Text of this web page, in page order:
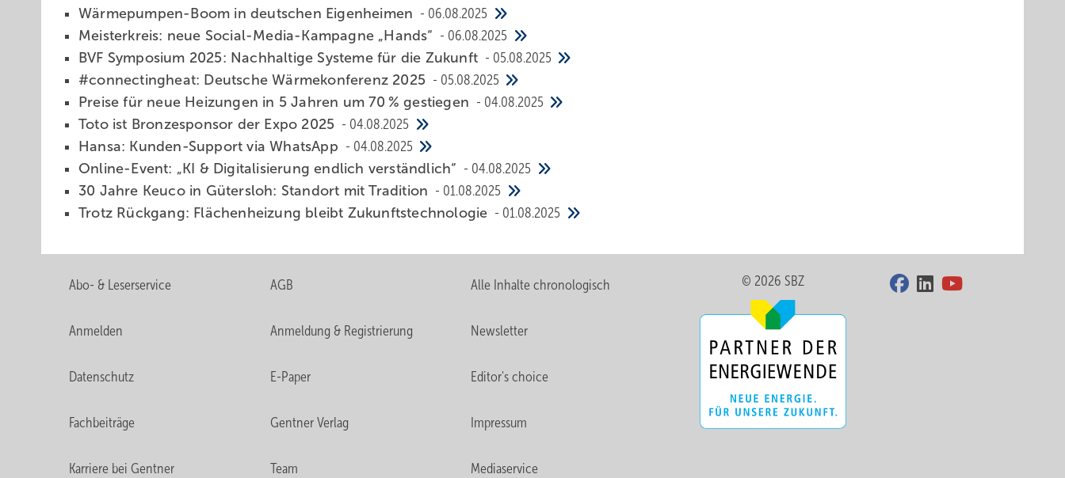
Wärmepumpen-Boom in deut­schen Ei­gen­hei­men
06.08.2025
Meisterkreis: neue Social-Media-Kam­pa­gne „Hands“
06.08.2025
BVF Symposium 2025: Nach­hal­ti­ge Sys­te­me für die Zu­kunft
05.08.2025
#connectingheat: Deut­sche Wär­me­kon­fe­renz 2025
05.08.2025
Preise für neue Heizungen in 5 Jahren um 70 % gestiegen
04.08.2025
Toto ist Bronzesponsor der Expo 2025
04.08.2025
Hansa: Kunden-Support via Whats­App
04.08.2025
Online-Event: „KI & Di­gi­ta­li­sie­rung end­lich ver­ständ­lich“
04.08.2025
30 Jahre Keuco in Gü­ters­loh: Stand­ort mit Tra­di­ti­on
01.08.2025
Trotz Rückgang: Flächen­hei­zung bleibt Zukunfts­tech­no­logie
01.08.2025
Abo- & Leserservice AGB Alle Inhalte chronologisch
Anmelden Anmeldung & Registrierung Newsletter
Datenschutz E-Paper Editor's choice
Fachbeiträge Gentner Verlag Impressum
Karriere bei Gentner Team Mediaservice
© 2026 SBZ